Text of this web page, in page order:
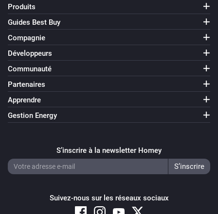
Produits
Guides Best Buy
Compagnie
Développeurs
Communauté
Partenaires
Apprendre
Gestion Energy
S’inscrire à la newsletter Homey
Suivez-nous sur les réseaux sociaux